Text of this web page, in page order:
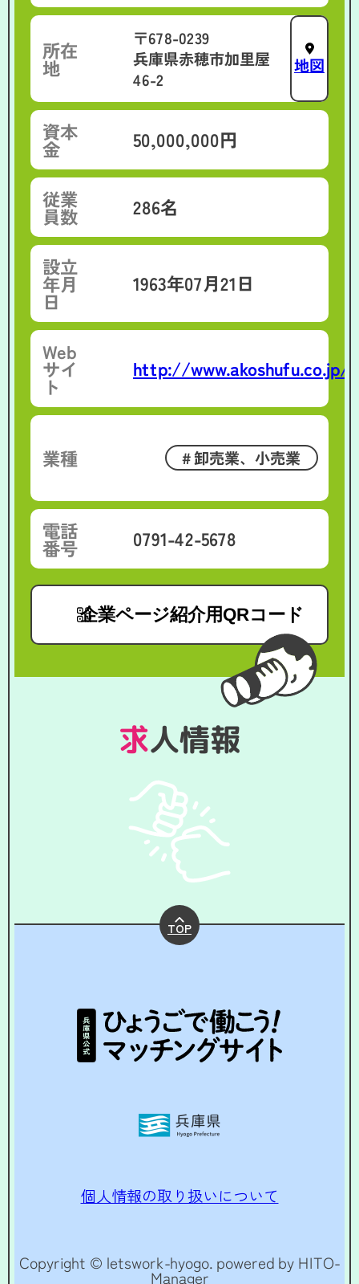
所在
地
〒678-0239
兵庫県赤穂市加里屋
46-2
地図
資本
金 50,000,000円
従業
員数 286名
設立
年月
日
1963年07月21日
Web
サイ
ト
http://www.akoshufu.co.jp/
業種 卸売業、小売業
電話
番号 0791-42-5678
企業ページ紹介用QRコード
求人情報
TOP
個人情報の取り扱いについて
Copyright © letswork-hyogo. powered by HITO-
Manager